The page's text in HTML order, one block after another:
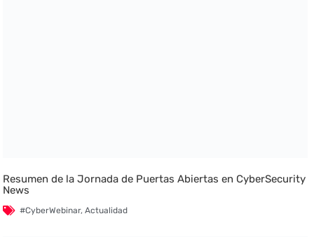
Resumen de la Jornada de Puertas Abiertas en CyberSecurity
News
#CyberWebinar,Actualidad